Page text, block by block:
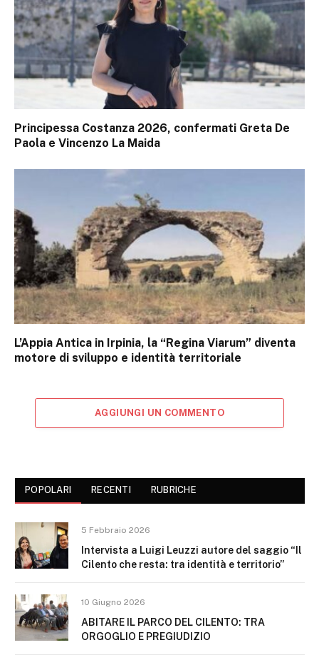
Principessa Costanza 2026, confermati Greta De
Paola e Vincenzo La Maida
L’Appia Antica in Irpinia, la “Regina Viarum” diventa
motore di sviluppo e identità territoriale
AGGIUNGI UN COMMENTO
POPOLARI RECENTI RUBRICHE
5 Febbraio 2026
Intervista a Luigi Leuzzi autore del saggio “Il
Cilento che resta: tra identità e territorio”
10 Giugno 2026
ABITARE IL PARCO DEL CILENTO: TRA
ORGOGLIO E PREGIUDIZIO